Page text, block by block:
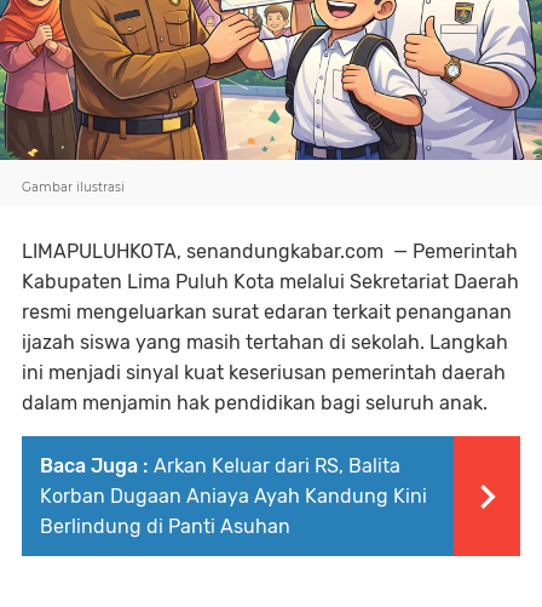
Gambar ilustrasi
LIMAPULUHKOTA, senandungkabar.com — Pemerintah
Kabupaten Lima Puluh Kota melalui Sekretariat Daerah
resmi mengeluarkan surat edaran terkait penanganan
ijazah siswa yang masih tertahan di sekolah. Langkah
ini menjadi sinyal kuat keseriusan pemerintah daerah
dalam menjamin hak pendidikan bagi seluruh anak.
Baca Juga : Arkan Keluar dari RS, Balita
Korban Dugaan Aniaya Ayah Kandung Kini
Berlindung di Panti Asuhan